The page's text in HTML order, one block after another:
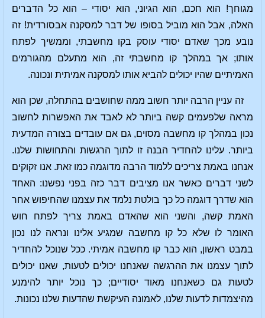
מגוחך! הוא חכם, הוא הגיוני, הוא יסודי – הוא כל הדברים
האלה, אבל הוא מוביל בסופו של דבר למסקנה אבסורדית! זה
נובע מכך שאדם יסודי עוסק בקו מחשבתי, וממשיך לפתח
אותו; אך במהלך קו מחשבתי זה, הוא מתעלם מהגורמים
האמיתיים שהיו יכולים להביא אותו למסקנה אמיתית ונכונה.
זה עניין הרבה יותר חשוב ממה שחושבים בהתחלה, שכן הוא
מראה שלפעמים קשה ביותר לא לאבד את האפשרות לחשוב
נכון במהלך קו מחשבה מסוים, גם אם עובדים בצורה המדעית
ביותר. עלינו להחדיר הבנה זו לתוך הרגשות והתחושות שלנו.
אנחנו באמת צריכים ללמוד הרבה מדוגמה כמו זאת. אנו זקוקים
לשני דברים כאשר אנו מציבים דבר כזה בפני נפשנו: האחד
הוא שדרך דוגמה כל כך בולטת נלמד את עצמנו שהחיפוש אחר
האמת קשה, והשני הוא שהאדם באמת צריך לפתח חוש
האומר לו שלא כל קו מחשבה שמגיע אלינו ונראה לנו נכון
במבט ראשון, הוא כבר קו מחשבה אמיתי. ככל שנוכל להחדיר
לתוך עצמנו את ההרגשה שאנחנו יכולים לטעות, שאנו יכולים
לטעות גם כשאנחנו מאוד יסודיים; כך נוכל יותר להימנע
מהיצמדות לדעות שלנו, לאמונה העיקשת שהדעות שלנו נכונות.